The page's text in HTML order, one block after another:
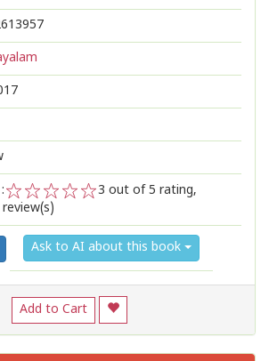
3
2
1
3 out of 5 rating,
review(s)
Ask to AI about this book
Add to Cart